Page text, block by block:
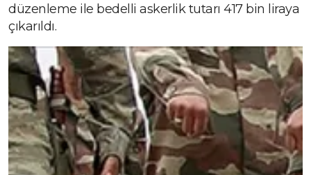
düzenleme ile bedelli askerlik tutarı 417 bin liraya
çıkarıldı.